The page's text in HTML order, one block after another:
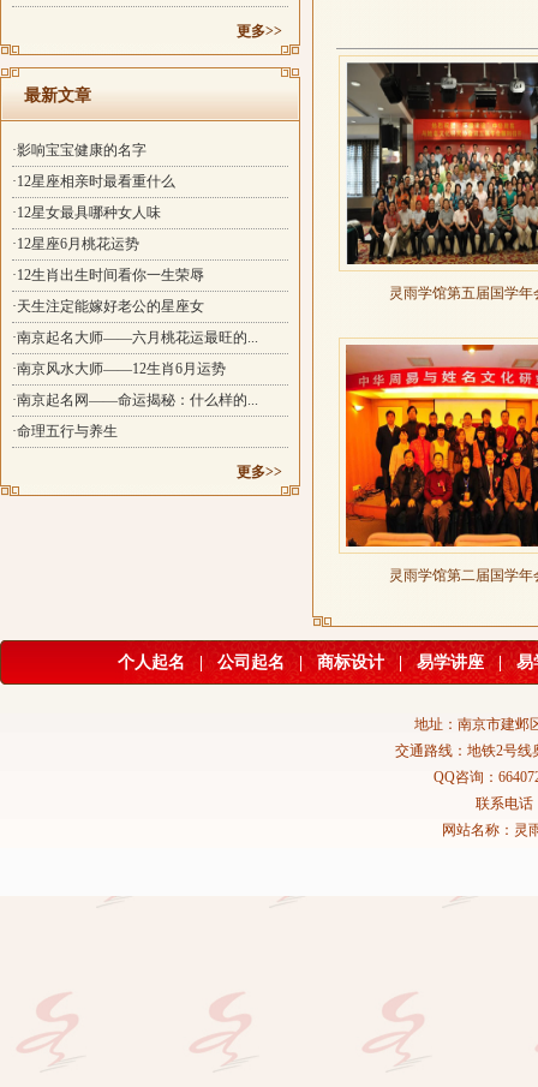
更多>>
最新文章
·影响宝宝健康的名字
·12星座相亲时最看重什么
·12星女最具哪种女人味
·12星座6月桃花运势
·12生肖出生时间看你一生荣辱
·天生注定能嫁好老公的星座女
·南京起名大师——六月桃花运最旺的...
·南京风水大师——12生肖6月运势
·南京起名网——命运揭秘：什么样的...
·命理五行与养生
更多>>
灵雨学馆第五届国学年
灵雨学馆第二届国学年
个人起名 公司起名 | 商标设计 | 易学讲座 | 易
地址：南京市建邺
交通路线：地铁2号线
QQ咨询：
联系电话
网站名称：灵